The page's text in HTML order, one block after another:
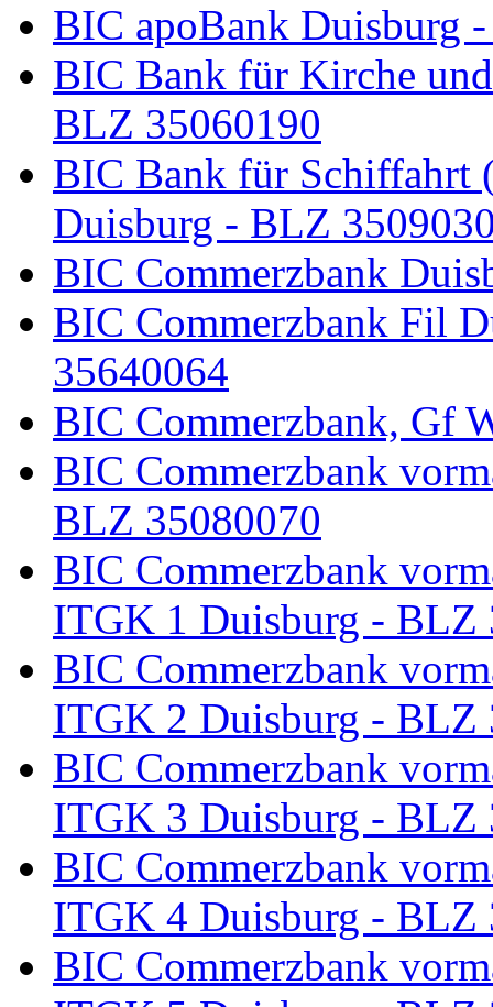
BIC apoBank Duisburg
BIC Bank für Kirche
BLZ 35060190
BIC Bank für Schiffahrt
Duisburg - BLZ
BIC Commerzbank
BIC Commerzbank Fil
35640064
BIC Commerzbank, Gf
BIC Commerzbank
BLZ 35080070
BIC Commerzbank
ITGK 1 Duisburg - BLZ
BIC Commerzbank
ITGK 2 Duisburg - BLZ
BIC Commerzbank
ITGK 3 Duisburg - BLZ
BIC Commerzbank
ITGK 4 Duisburg - BLZ
BIC Commerzbank